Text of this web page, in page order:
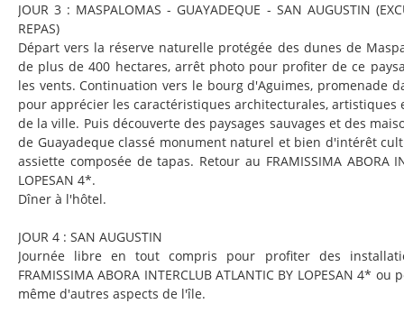
JOUR 3 : MASPALOMAS - GUAYADEQUE - SAN AUGUSTIN
REPAS)
Départ vers la réserve naturelle protégée des dunes de
de plus de 400 hectares, arrêt photo pour profiter de ce
les vents. Continuation vers le bourg d'Aguimes, promenade
pour apprécier les caractéristiques architecturales, artistiques
de la ville. Puis découverte des paysages sauvages et des
de Guayadeque classé monument naturel et bien d'intérêt
assiette composée de tapas. Retour au FRAMISSIMA ABORA
LOPESAN 4*.
Dîner à l'hôtel.
JOUR 4 : SAN AUGUSTIN
Journée libre en tout compris pour profiter des
FRAMISSIMA ABORA INTERCLUB ATLANTIC BY LOPESAN 4*
même d'autres aspects de l'île.